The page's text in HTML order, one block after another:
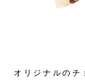
オリジナルのチ